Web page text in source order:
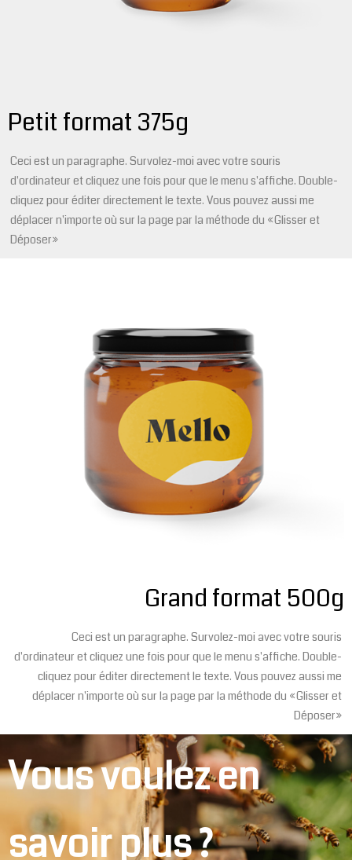
Petit format 375g
Ceci est un paragraphe. Survolez-moi avec votre souris
d'ordinateur et cliquez une fois pour que le menu s'affiche. Double-
cliquez pour éditer directement le texte. Vous pouvez aussi me
déplacer n'importe où sur la page par la méthode du «Glisser et
Déposer»
Grand format 500g
Ceci est un paragraphe. Survolez-moi avec votre souris
d'ordinateur et cliquez une fois pour que le menu s'affiche. Double-
cliquez pour éditer directement le texte. Vous pouvez aussi me
déplacer n'importe où sur la page par la méthode du «Glisser et
Déposer»
Vous voulez en
savoir plus ?